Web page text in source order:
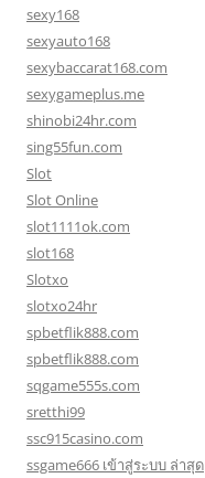
sexy168
sexyauto168
sexybaccarat168.com
sexygameplus.me
shinobi24hr.com
sing55fun.com
Slot
Slot Online
slot1111ok.com
slot168
Slotxo
slotxo24hr
spbetflik888.com
spbetflik888.com
sqgame555s.com
sretthi99
ssc915casino.com
ssgame666 เข้าสู่ระบบ ล่าสุด